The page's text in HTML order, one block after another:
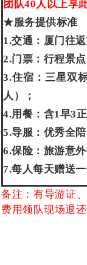
团队40人以上享
★服务提供标准
1.交通：厦门往
2.门票：行程景
3.住宿：三星双
人）；
4.用餐：含1早3正
5.导服：优秀全
6.保险：旅游意
7.每人每天赠送
备注：有导游证
费用领队现场退还